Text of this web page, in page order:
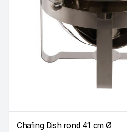
Chafing Dish rond 41 cm Ø